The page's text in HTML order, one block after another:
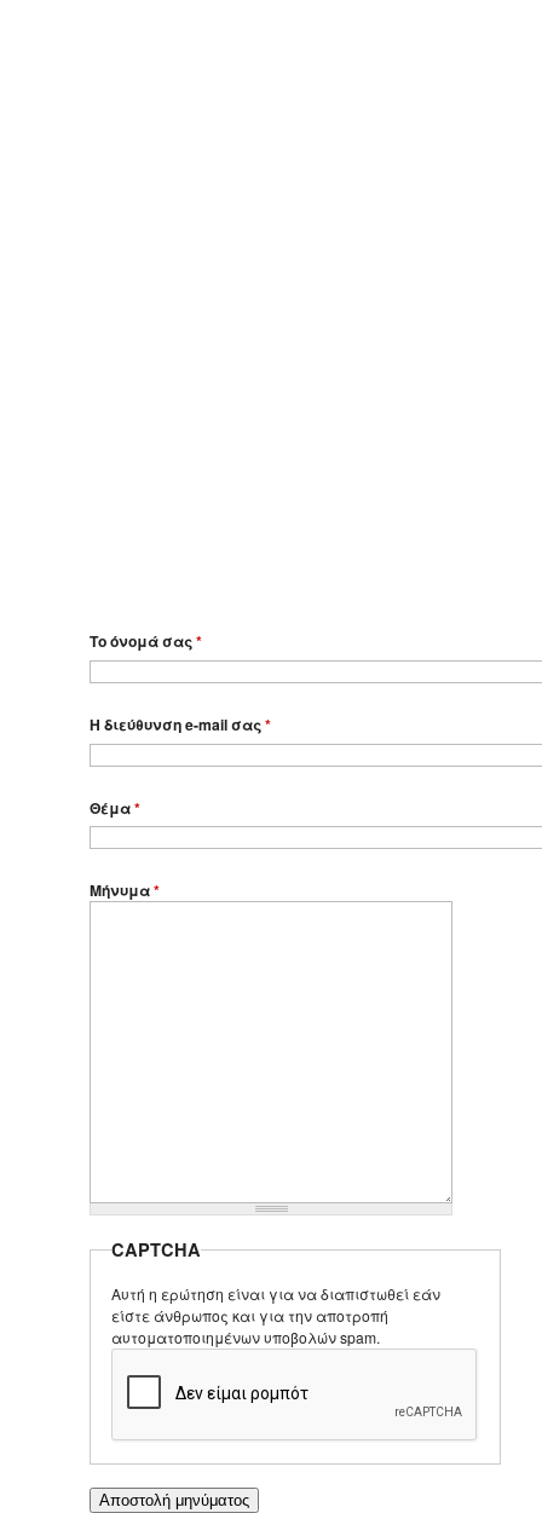
Το όνομά σας*
Η διεύθυνση e-mail σας*
Θέμα*
Μήνυμα*
CAPTCHA
Αυτή η ερώτηση είναι για να διαπιστωθεί εάν
είστε άνθρωπος και για την αποτροπή
αυτοματοποιημένων υποβολών spam.